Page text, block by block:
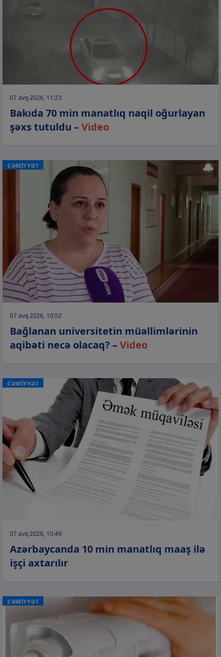
07 avq 2026, 11:23
Bakıda 70 min manatlıq naqil oğurlayan
şəxs tutuldu –Video
CƏMİYYƏT
07 avq 2026, 10:52
Bağlanan universitetin müəllimlərinin
aqibəti necə olacaq? –Video
CƏMİYYƏT
07 avq 2026, 10:49
Azərbaycanda 10 min manatlıq maaş ilə
işçi axtarılır
CƏMİYYƏT